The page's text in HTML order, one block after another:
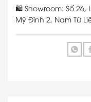
🛍 Showroom: Số 26,
Mỹ Đình 2, Nam Từ